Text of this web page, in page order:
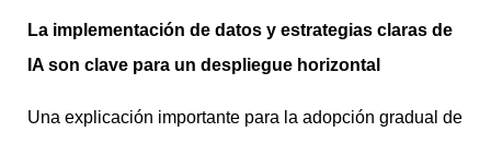
La implementación de datos y estrategias claras de
IA son clave para un despliegue horizontal
Una explicación importante para la adopción gradual de